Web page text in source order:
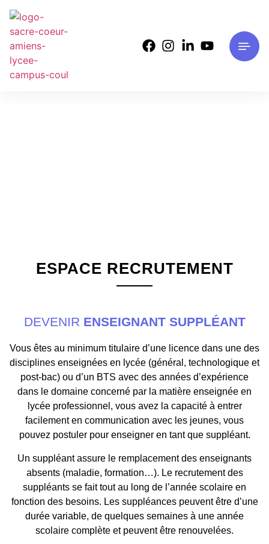
ESPACE RECRUTEMENT
DEVENIR ENSEIGNANT SUPPLÉANT
Vous êtes au minimum titulaire d’une licence dans une des
disciplines enseignées en lycée (général, technologique et
post-bac) ou d’un BTS avec des années d’expérience
dans le domaine concerné par la matière enseignée en
lycée professionnel, vous avez la capacité à entrer
facilement en communication avec les jeunes, vous
pouvez postuler pour enseigner en tant que suppléant.
Un suppléant assure le remplacement des enseignants
absents (maladie, formation…). Le recrutement des
suppléants se fait tout au long de l’année scolaire en
fonction des besoins. Les suppléances peuvent être d’une
durée variable, de quelques semaines à une année
scolaire complète et peuvent être renouvelées.